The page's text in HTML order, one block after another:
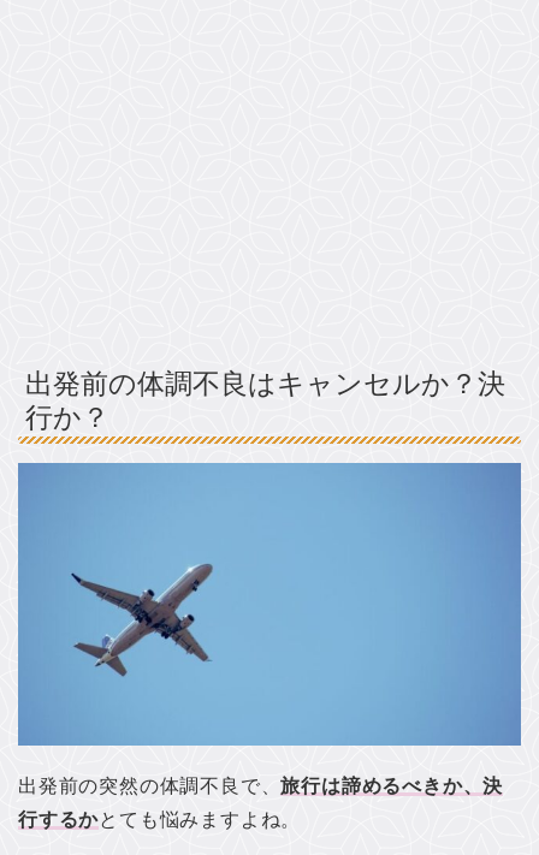
出発前の体調不良はキャンセルか？決
行か？
出発前の突然の体調不良で、旅行は諦めるべきか、決
行するかとても悩みますよね。